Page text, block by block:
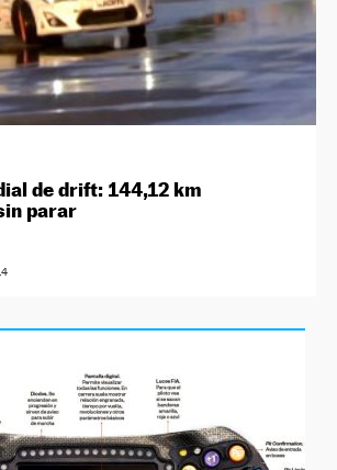
de drift: 144,12 km
parar